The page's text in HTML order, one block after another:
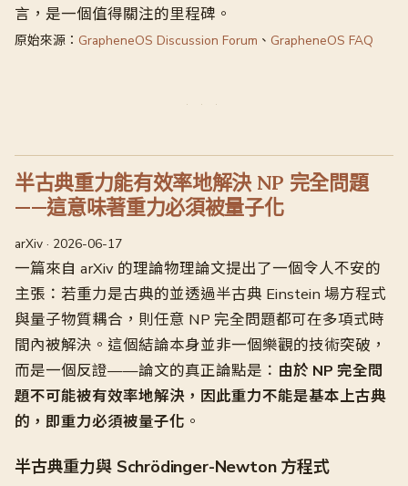
言，是一個值得關注的里程碑。
原始來源： GrapheneOS Discussion Forum 、 GrapheneOS FAQ
半古典重力能有效率地解決 NP 完全問題
——這意味著重力必須被量子化
arXiv · 2026-06-17
一篇來自 arXiv 的理論物理論文提出了一個令人不安的
主張：若重力是古典的並透過半古典 Einstein 場方程式
與量子物質耦合，則任意 NP 完全問題都可在多項式時
間內被解決。這個結論本身並非一個樂觀的技術突破，
而是一個反證——論文的真正論點是： 由於 NP 完全問
題不可能被有效率地解決，因此重力不能是基本上古典
的，即重力必須被量子化 。
半古典重力與 Schrödinger-Newton 方程式